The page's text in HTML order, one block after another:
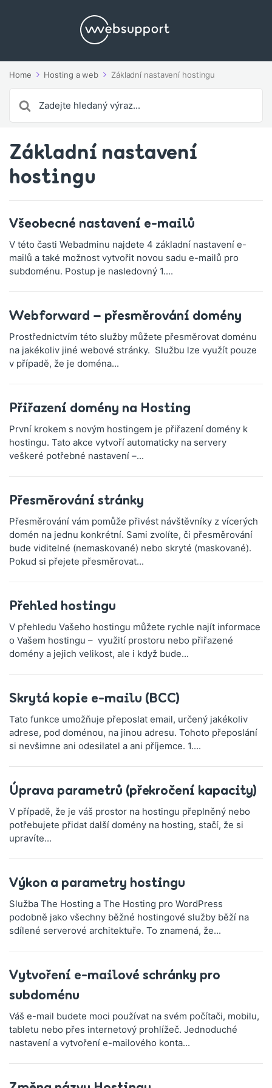
Home Hosting a web Základní nastavení hostingu
For
Základní nastavení
hostingu
Všeobecné nastavení e-mailů
V této časti Webadminu najdete 4 základní nastavení e-
mailů a také možnost vytvořit novou sadu e-mailů pro
subdoménu. Postup je nasledovný 1....
Webforward – přesměrování domény
Prostřednictvím této služby můžete přesměrovat doménu
na jakékoliv jiné webové stránky. Službu lze využít pouze
v případě, že je doména...
Přiřazení domény na Hosting
První krokem s novým hostingem je přiřazení domény k
hostingu. Tato akce vytvoří automaticky na servery
veškeré potřebné nastavení –...
Přesměrování stránky
Přesměrování vám pomůže přivést návštěvníky z vícerých
domén na jednu konkrétní. Sami zvolíte, či přesměrování
bude viditelné (nemaskované) nebo skryté (maskované).
Pokud si přejete přesměrovat...
Přehled hostingu
V přehledu Vašeho hostingu můžete rychle najít informace
o Vašem hostingu – využití prostoru nebo přiřazené
domény a jejich velikost, ale i když bude...
Skrytá kopie e-mailu (BCC)
Tato funkce umožňuje přeposlat email, určený jakékoliv
adrese, pod doménou, na jinou adresu. Tohoto přeposlání
si nevšimne ani odesilatel a ani příjemce. 1....
Úprava parametrů (překročení kapacity)
V případě, že je váš prostor na hostingu přeplněný nebo
potřebujete přidat další domény na hosting, stačí, že si
upravíte...
Výkon a parametry hostingu
Služba The Hosting a The Hosting pro WordPress
podobně jako všechny běžné hostingové služby běží na
sdílené serverové architektuře. To znamená, že...
Vytvoření e-mailové schránky pro
subdoménu
Váš e-mail budete moci používat na svém počítači, mobilu,
tabletu nebo přes internetový prohlížeč. Jednoduché
nastavení a vytvoření e-mailového konta...